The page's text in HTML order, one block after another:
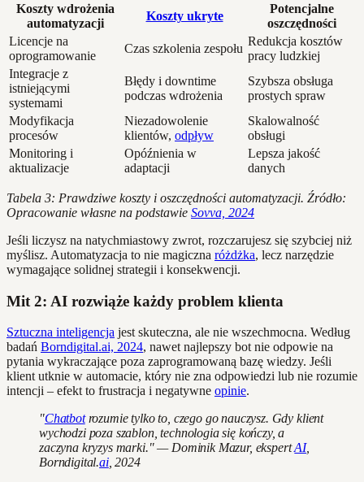
Koszty wdrożenia
automatyzacji
Koszty ukryte
Potencjalne
oszczędności
Licencje na
oprogramowanie
Czas szkolenia zespołu
Redukcja kosztów
pracy ludzkiej
Integracje z
istniejącymi
systemami
Błędy i downtime
podczas wdrożenia
Szybsza obsługa
prostych spraw
Modyfikacja
procesów
Niezadowolenie
klientów, odpływ
Skalowalność
obsługi
Monitoring i
aktualizacje
Opóźnienia w
adaptacji
Lepsza jakość
danych
Tabela 3: Prawdziwe koszty i oszczędności automatyzacji. Źródło:
Opracowanie własne na podstawie Sovva, 2024
Jeśli liczysz na natychmiastowy zwrot, rozczarujesz się szybciej niż
myślisz. Automatyzacja to nie magiczna różdżka, lecz narzędzie
wymagające solidnej strategii i konsekwencji.
Mit 2: AI rozwiąże każdy problem klienta
Sztuczna inteligencja jest skuteczna, ale nie wszechmocna. Według
badań Borndigital.ai, 2024, nawet najlepszy bot nie odpowie na
pytania wykraczające poza zaprogramowaną bazę wiedzy. Jeśli
klient utknie w automacie, który nie zna odpowiedzi lub nie rozumie
intencji – efekt to frustracja i negatywne opinie.
"Chatbotrozumie tylko to, czego go nauczysz. Gdy klient
wychodzi poza szablon, technologia się kończy, a
zaczyna kryzys marki." — Dominik Mazur, ekspertAI,
Borndigital.ai, 2024